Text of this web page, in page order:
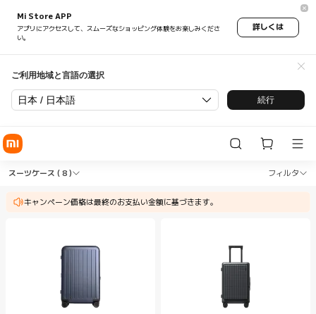
Mi Store APP
アプリにアクセスして、スムーズなショッピング体験をお楽しみくださ
い。
詳しくは
ご利用地域と言語の選択
日本 / 日本語 続行
Shop アウトドア スーツケース
スーツケース ( 8 ) フィルタ
キャンペーン価格は最終のお支払い金額に基づきます。
Shop アウトドア スーツケース in Xiaomi